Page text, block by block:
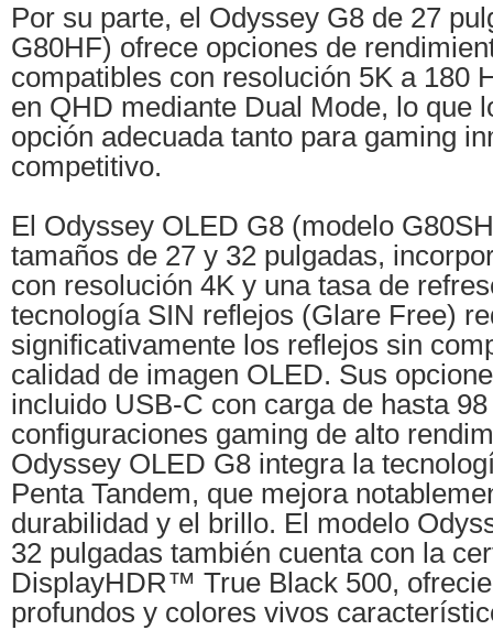
Por su parte, el Odyssey G8 de 27
G80HF) ofrece opciones de
compatibles con resolución 5K a 180
en QHD mediante Dual Mode, lo que
opción adecuada tanto para gaming
competitivo.
El Odyssey OLED G8 (modelo
tamaños de 27 y 32 pulgadas,
con resolución 4K y una tasa de
tecnología SIN reflejos (Glare Free)
significativamente los reflejos sin
calidad de imagen OLED. Sus
incluido USB-C con carga de hasta
configuraciones gaming de alto
Odyssey OLED G8 integra la
Penta Tandem, que mejora
durabilidad y el brillo. El modelo
32 pulgadas también cuenta con la
DisplayHDR™ True Black 500,
profundos y colores vivos